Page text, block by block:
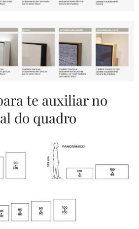
te auxiliar no
do quadro